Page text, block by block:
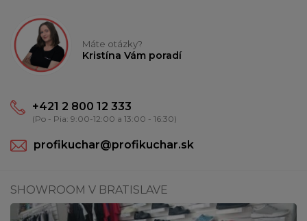
Máte otázky?
Kristína Vám poradí
+421 2 800 12 333
(Po - Pia: 9:00-12:00 a 13:00 - 16:30)
profikuchar@profikuchar.sk
SHOWROOM V BRATISLAVE